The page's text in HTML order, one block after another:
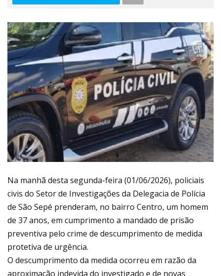
Na manhã desta segunda-feira (01/06/2026), policiais
civis do Setor de Investigações da Delegacia de Polícia
de São Sepé prenderam, no bairro Centro, um homem
de 37 anos, em cumprimento a mandado de prisão
preventiva pelo crime de descumprimento de medida
protetiva de urgência.
O descumprimento da medida ocorreu em razão da
aproximação indevida do investigado e de novas